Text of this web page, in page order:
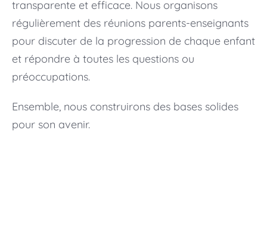
transparente et efficace. Nous organisons
régulièrement des réunions parents-enseignants
pour discuter de la progression de chaque enfant
et répondre à toutes les questions ou
préoccupations.
Ensemble, nous construirons des bases solides
pour son avenir.